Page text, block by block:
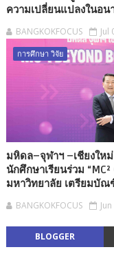
ความเปลี่ยนแปลงในอน
BANGKOKFOCUS Jul
การศึกษา วิจัย
มหิดล–จุฬาฯ –เชียงให
นักศึกษาเรียนร่วม
มหาวิทยาลัย เตรียมบั
BANGKOKFOCUS
BLOGGER